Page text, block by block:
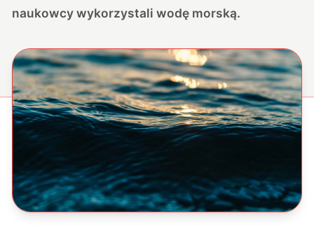
naukowcy wykorzystali wodę morską.